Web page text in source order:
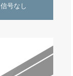
信号なし